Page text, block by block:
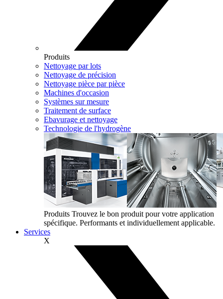
Produits
Nettoyage par lots
Nettoyage de précision
Nettoyage pièce par pièce
Machines d'occasion
Systèmes sur mesure
Traitement de surface
Ebavurage et nettoyage
Technologie de l'hydrogène
Produits Trouvez le bon produit pour votre application
spécifique. Performants et individuellement applicable.
Services
X